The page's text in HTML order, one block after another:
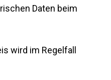
Daten beim
wird im Regelfall